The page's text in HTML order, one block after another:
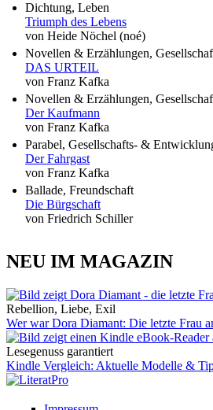
Dichtung, Leben
Triumph des Lebens
von Heide Nöchel (noé)
Novellen & Erzählungen,
DAS URTEIL
von Franz Kafka
Novellen & Erzählungen,
Der Kaufmann
von Franz Kafka
Parabel, Gesellschafts- &
Der Fahrgast
von Franz Kafka
Ballade, Freundschaft
Die Bürgschaft
von Friedrich Schiller
NEU IM MAGAZIN
Rebellion, Liebe, Exil
Wer war Dora Diamant: Die letzte Frau
Lesegenuss garantiert
Kindle Vergleich: Aktuelle Modelle &